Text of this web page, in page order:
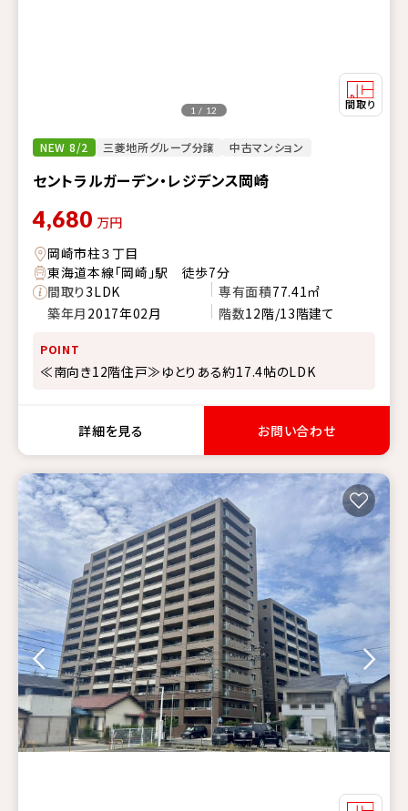
NEW 8/2 三菱地所グループ分譲 中古マンション
セントラルガーデン・レジデンス岡崎
1 / 12
4,680 万円
岡崎市柱３丁目
東海道本線「岡崎」駅 徒歩7分
間取り3LDK 専有面積77.41㎡
築年月 2017年02月 階数12階/13階建て
POINT
≪南向き12階住戸≫ゆとりある約17.4帖のLDK
詳細を見る お問い合わせ